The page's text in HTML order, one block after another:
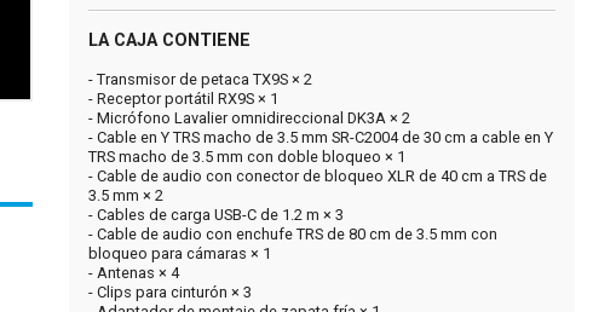
LA CAJA CONTIENE
- Transmisor de petaca TX9S × 2
- Receptor portátil RX9S × 1
- Micrófono Lavalier omnidireccional DK3A × 2
- Cable en Y TRS macho de 3.5 mm SR-C2004 de 30 cm a cable en Y
TRS macho de 3.5 mm con doble bloqueo × 1
- Cable de audio con conector de bloqueo XLR de 40 cm a TRS de
3.5 mm × 2
- Cables de carga USB-C de 1.2 m × 3
- Cable de audio con enchufe TRS de 80 cm de 3.5 mm con
bloqueo para cámaras × 1
- Antenas × 4
- Clips para cinturón × 3